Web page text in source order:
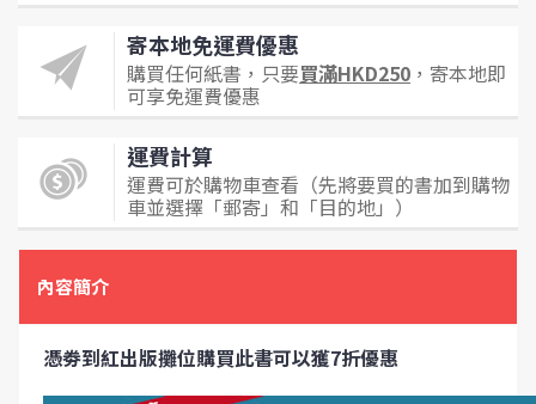
寄本地免運費優惠
購買任何紙書，只要買滿HKD250 ，寄本地即
可享免運費優惠
運費計算
運費可於購物車查看（先將要買的書加到購物
車並選擇「郵寄」和「目的地」）
內容簡介
憑劵到紅出版攤位購買此書可以獲7折優惠